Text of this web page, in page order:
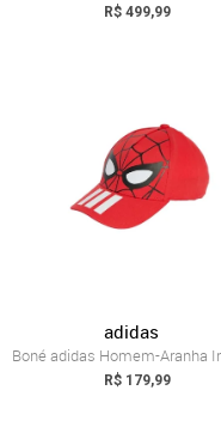
R$ 499,99
adidas
R$ 179,99